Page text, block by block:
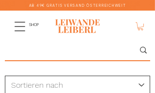
SHOP
AB 49€ GRATIS VERSAND ÖSTERREICHWEIT